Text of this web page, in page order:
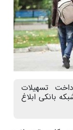
تسهیلات
بانکی ابلاغ